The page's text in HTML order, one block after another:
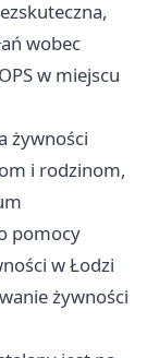
wobec
w miejscu
żywności
i rodzinom,
pomocy
w Łodzi
żywności